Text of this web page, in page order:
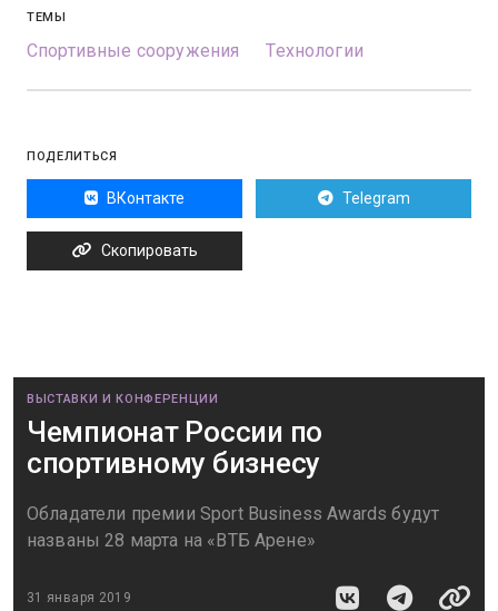
ТЕМЫ
Спортивные сооружения Технологии
ПОДЕЛИТЬСЯ
ВКонтакте Telegram
Скопировать
ВЫСТАВКИ И КОНФЕРЕНЦИИ
Чемпионат России по
спортивному бизнесу
Обладатели премии Sport Business Awards будут
названы 28 марта на «ВТБ Арене»
31 января 2019